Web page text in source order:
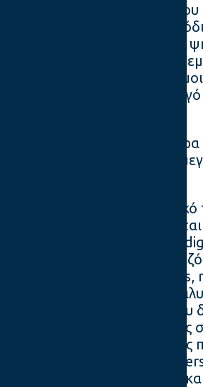
Είναι μέρος ενός
έχει καθιερωθεί ως το
διάδοση και υιοθέτηση της
πλατφόρμας στο χώρο της
επικοινωνίας, με το οποίο
και εμπειρία, και είναι
Σήμερα αριθμεί
που αντιπροσωπεύουν το
Το ιδιαίτερο
ΙΑΒ εκφράζει και
από όλους τους τομείς της
interactive αγοράς,
traditional & digital agencies,
άλλους ενδιάμεσους στην
networks), online media που
διαφήμιση αλλά και τρίτους
του digital advertising, όπως
τεχνολογίας (ISP’s, Ad
Marketing, Digital Signage)